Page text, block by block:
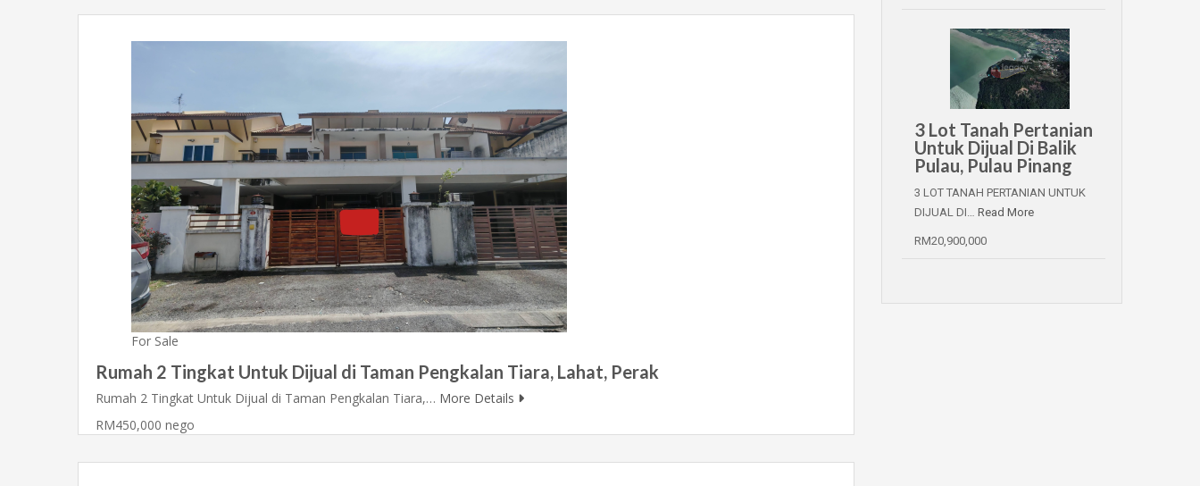
For Sale
Rumah 2 Tingkat Untuk Dijual di Taman Pengkalan Tiara, Lahat, Perak
Rumah 2 Tingkat Untuk Dijual di Taman Pengkalan Tiara,… More Details
RM450,000 nego
3 Lot Tanah Pertanian
Untuk Dijual Di Balik
Pulau, Pulau Pinang
3 LOT TANAH PERTANIAN UNTUK
DIJUAL DI… Read More
RM20,900,000